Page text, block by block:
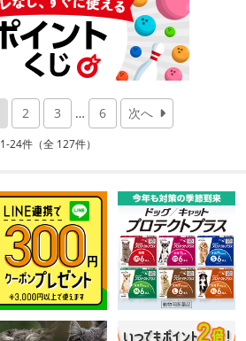
2 3 … 6 次へ
1-24件（全 127件）